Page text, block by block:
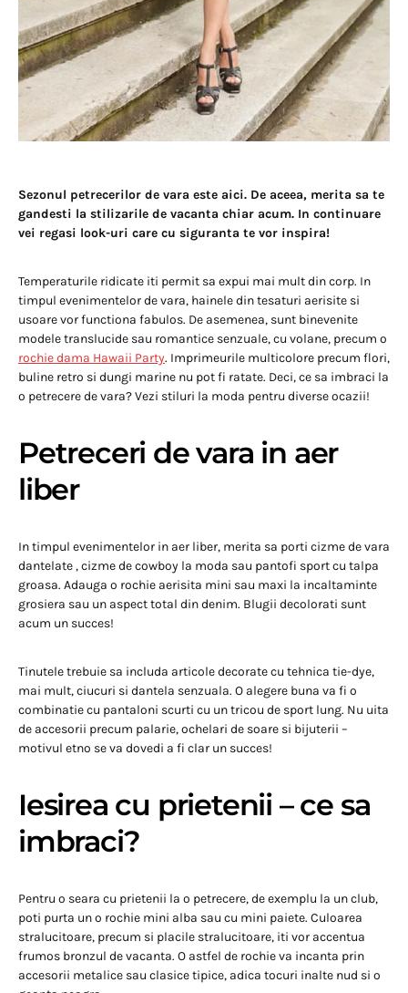
Sezonul petrecerilor de vara este aici. De aceea, merita sa te
gandesti la stilizarile de vacanta chiar acum. In continuare
vei regasi look-uri care cu siguranta te vor inspira!
Temperaturile ridicate iti permit sa expui mai mult din corp. In
timpul evenimentelor de vara, hainele din tesaturi aerisite si
usoare vor functiona fabulos. De asemenea, sunt binevenite
modele translucide sau romantice senzuale, cu volane, precum o
rochie dama Hawaii Party. Imprimeurile multicolore precum flori,
buline retro si dungi marine nu pot fi ratate. Deci, ce sa imbraci la
o petrecere de vara? Vezi stiluri la moda pentru diverse ocazii!
Petreceri de vara in aer
liber
In timpul evenimentelor in aer liber, merita sa porti cizme de vara
dantelate , cizme de cowboy la moda sau pantofi sport cu talpa
groasa. Adauga o rochie aerisita mini sau maxi la incaltaminte
grosiera sau un aspect total din denim. Blugii decolorati sunt
acum un succes!
Tinutele trebuie sa includa articole decorate cu tehnica tie-dye,
mai mult, ciucuri si dantela senzuala. O alegere buna va fi o
combinatie cu pantaloni scurti cu un tricou de sport lung. Nu uita
de accesorii precum palarie, ochelari de soare si bijuterii –
motivul etno se va dovedi a fi clar un succes!
Iesirea cu prietenii – ce sa
imbraci?
Pentru o seara cu prietenii la o petrecere, de exemplu la un club,
poti purta un o rochie mini alba sau cu mini paiete. Culoarea
stralucitoare, precum si placile stralucitoare, iti vor accentua
frumos bronzul de vacanta. O astfel de rochie va incanta prin
accesorii metalice sau clasice tipice, adica tocuri inalte nud si o